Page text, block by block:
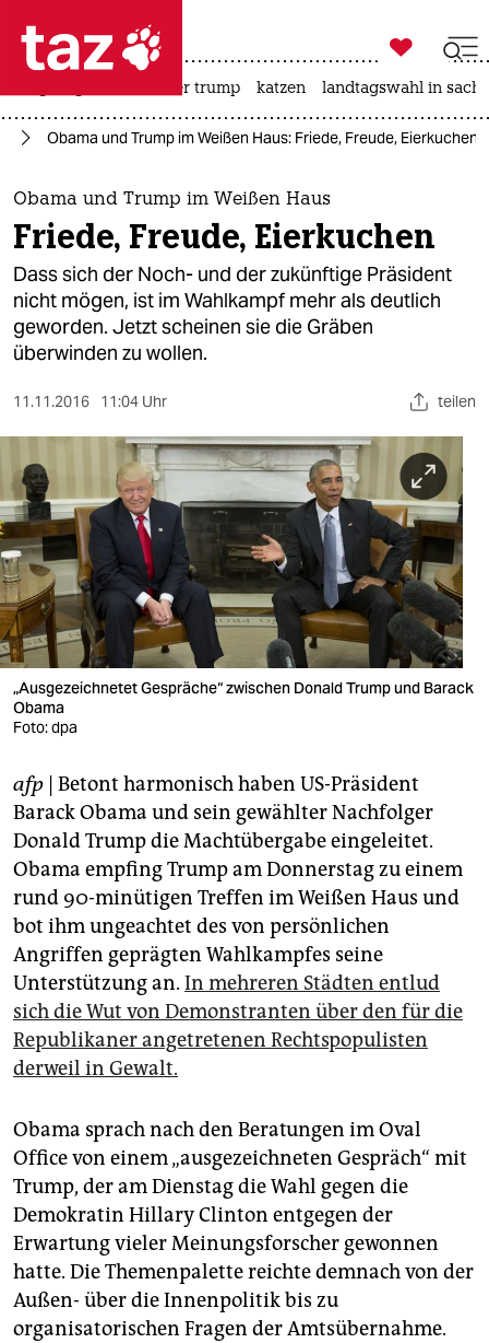
 taz zahl ich
taz zahl ich
themen
politik
öko
gesellschaft
kultur
sport
berlin
nord
wahrheit
verlag
verlag
veranstaltungen
fragen & hilfe
unterstützen
abo
genossenschaft
epaper login

taz zahl ich
usa unter trump katzen landtagswahl in
Obama und Trump im Weißen Haus: Friede, Freude, Eierkuchen
Obama und Trump im Weißen Haus
Friede, Freude, Eierkuchen
Dass sich der Noch- und der zukünftige Präsident
nicht mögen, ist im Wahlkampf mehr als deutlich
geworden. Jetzt scheinen sie die Gräben
überwinden zu wollen.
11.11.2016 11:04 Uhr teilen
„Ausgezeichnetet Gespräche“ zwischen Donald Trump und Barack
Obama
Foto: dpa
afp | Betont harmonisch haben US-Präsident
Barack Obama und sein gewählter Nachfolger
Donald Trump die Machtübergabe eingeleitet.
Obama empfing Trump am Donnerstag zu einem
rund 90-minütigen Treffen im Weißen Haus und
bot ihm ungeachtet des von persönlichen
Angriffen geprägten Wahlkampfes seine
Unterstützung an. In mehreren Städten entlud
sich die Wut von Demonstranten über den für die
Republikaner angetretenen Rechtspopulisten
derweil in Gewalt.
Obama sprach nach den Beratungen im Oval
Office von einem „ausgezeichneten Gespräch“ mit
Trump, der am Dienstag die Wahl gegen die
Demokratin Hillary Clinton entgegen der
Erwartung vieler Meinungsforscher gewonnen
hatte. Die Themenpalette reichte demnach von der
Außen- über die Innenpolitik bis zu
organisatorischen Fragen der Amtsübernahme.